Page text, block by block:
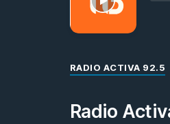
RADIO ACTIVA 92.5
Radio